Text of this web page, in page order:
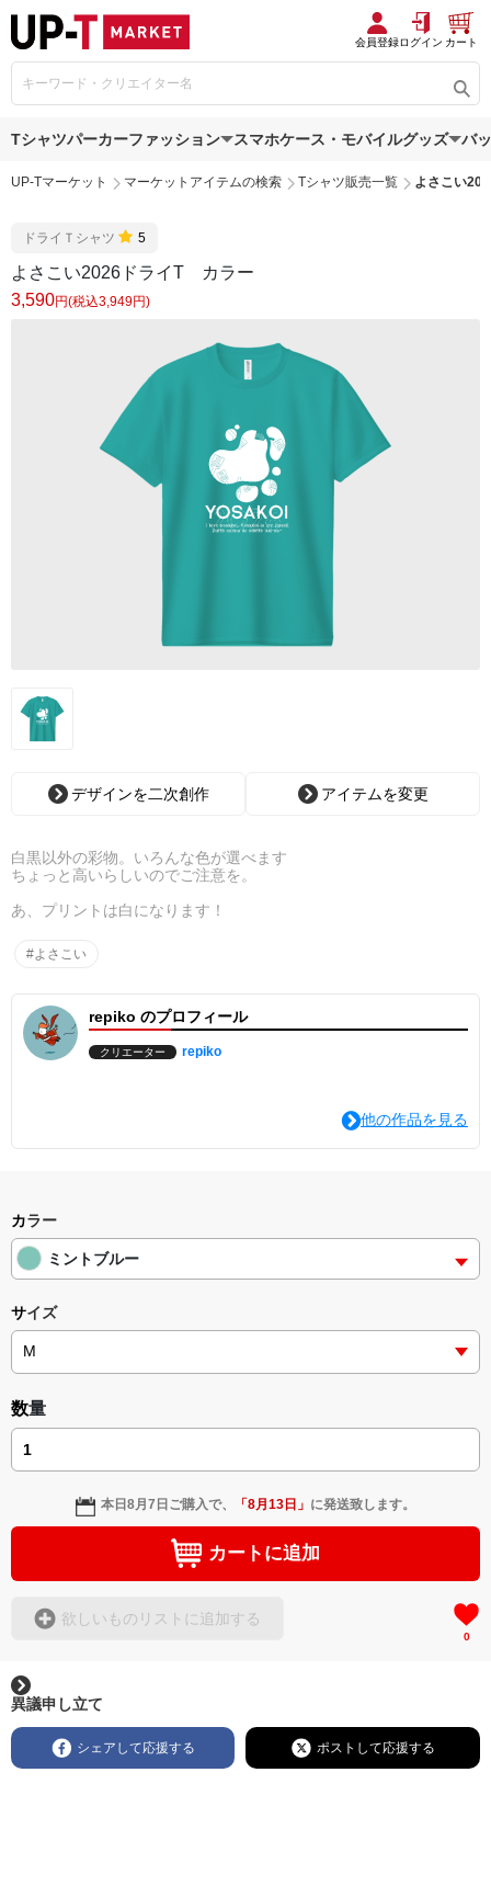
会員登録ログイン カート
Tシャツパーカーファッション スマホケース・モバイルグッズ バ
UP-Tマーケット マーケットアイテムの検索 Tシャツ販売一覧 よさこい
ドライＴシャツ 5
よさこい2026ドライT カラー
3,590円(税込3,949円)
デザインを二次創作 アイテムを変更
白黒以外の彩物。いろんな色が選べます
ちょっと高いらしいのでご注意を。
あ、プリントは白になります！
#よさこい
repiko のプロフィール
クリエーター repiko
他の作品を見る
カラー
ミントブルー
サイズ
数量
本日8月7日 ご購入で、 「8月13日 」 に発送致します。
カートに追加
欲しいものリストに追加する
0
異議申し立て
シェアして応援する ポストして応援する